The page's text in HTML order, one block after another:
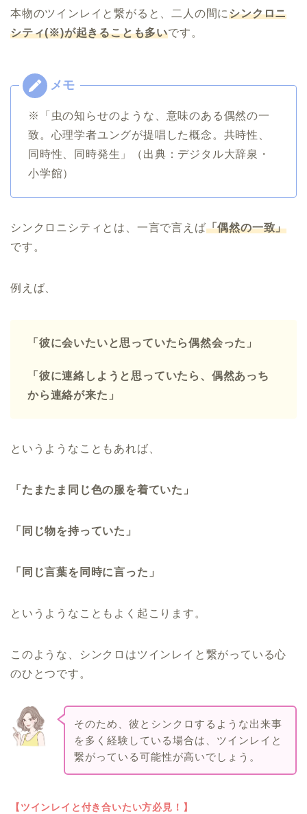
本物のツインレイと繋がると、二人の間にシンクロニ
シティ(※)が起きることも多いです。
※「虫の知らせのような、意味のある偶然の一
致。心理学者ユングが提唱した概念。共時性、
同時性、同時発生」（出典：デジタル大辞泉・
小学館）
シンクロニシティとは、一言で言えば「偶然の一致」
です。
例えば、
「彼に会いたいと思っていたら偶然会った」
「彼に連絡しようと思っていたら、偶然あっち
から連絡が来た」
というようなこともあれば、
「たまたま同じ色の服を着ていた」
「同じ物を持っていた」
「同じ言葉を同時に言った」
というようなこともよく起こります。
このような、シンクロはツインレイと繋がっている心
のひとつです。
そのため、彼とシンクロするような出来事
を多く経験している場合は、ツインレイと
繋がっている可能性が高いでしょう。
【ツインレイと付き合いたい方必見！】